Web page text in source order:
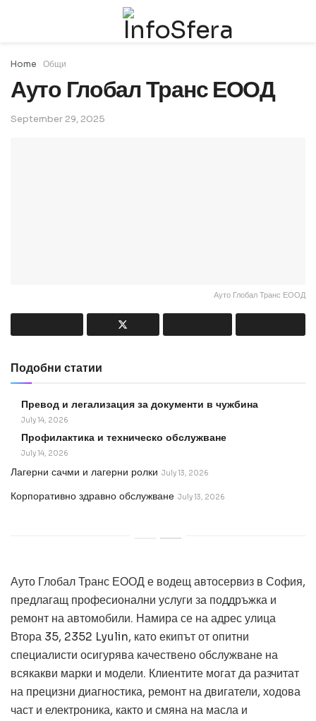
Home Общи
Ауто Глобал Транс ЕООД
September 29, 2025
Ауто Глобал Транс ЕООД
Подобни статии
Превод и легализация за документи в чужбина
July 14, 2026
Профилактика и техническо обслужване
July 14, 2026
Лагерни сачми и лагерни ролки July 13, 2026
Корпоративно здравно обслужване July 13, 2026
Ауто Глобал Транс ЕООД е водещ автосервиз в София,
предлагащ професионални услуги за поддръжка и
ремонт на автомобили. Намира се на адрес улица
Втора 35, 2352 Lyulin, като екипът от опитни
специалисти осигурява качествено обслужване на
всякакви марки и модели. Клиентите могат да разчитат
на прецизни диагностика, ремонт на двигатели, ходова
част и електроника, както и смяна на масла и